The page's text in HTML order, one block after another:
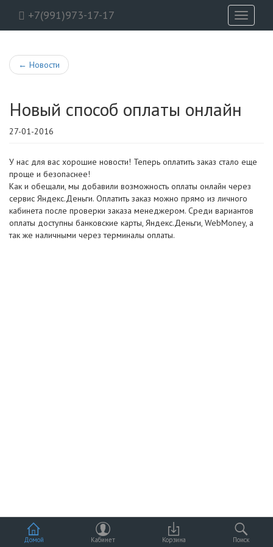
+7(991)973-17-17
Toggle
← Новости
Новый способ оплаты онлайн
27-01-2016
У нас для вас хорошие новости! Теперь оплатить заказ стало еще
проще и безопаснее!
Как и обещали, мы добавили возможность оплаты онлайн через
сервис Яндекс.Деньги. Оплатить заказ можно прямо из личного
кабинета после проверки заказа менеджером. Среди вариантов
оплаты доступны банковские карты, Яндекс.Деньги, WebMoney, а
так же наличными через терминалы оплаты.
Домой Кабинет Корзина Поиск